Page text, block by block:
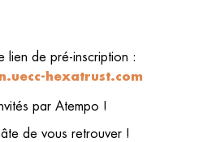
lien de pré-inscription :
hexatrust.com
par Atempo !
de vous retrouver !